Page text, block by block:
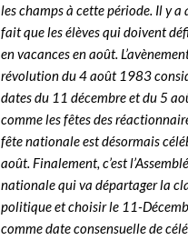
les champs à cette période. Il y a
fait que les élèves qui doivent
en vacances en août.
révolution du 4 août 1983
dates du 11 décembre et du 5
comme les fêtes des
fête nationale est désormais
août. Finalement, c’est
nationale qui va départager la
politique et choisir le 11-
comme date consensuelle de